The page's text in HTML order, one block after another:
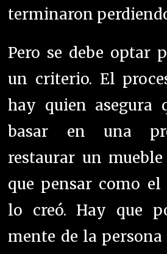
restaurar un mueble
que pensar como el
lo creó. Hay que
mente de la persona
respetar su forma de
En algunos talleres
la maquinaria
hora de trabajar
utilizan los